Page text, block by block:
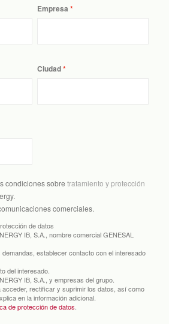
Empresa
Ciudad
condiciones sobre tratamiento y protección
comerciales.
de datos
IB, S.A., nombre comercial GENESAL
establecer contacto con el interesado
del interesado.
IB, S.A., y empresas del grupo.
acceder, rectificar y suprimir los datos, así como
en la información adicional.
de protección de datos